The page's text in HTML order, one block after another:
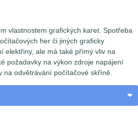
vlastnostem grafických karet. Spotřeba
her či jiných graficky
elektřiny, ale má také přímý vliv na
požadavky na výkon zdroje napájení
odvětrávání počítačové skříně.